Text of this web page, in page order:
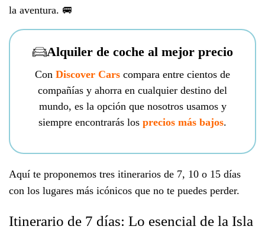
la aventura. 🚐
Alquiler de coche al mejor precio
Con Discover Cars compara entre cientos de
compañías y ahorra en cualquier destino del
mundo, es la opción que nosotros usamos y
siempre encontrarás los precios más bajos.
Aquí te proponemos tres itinerarios de 7, 10 o 15 días
con los lugares más icónicos que no te puedes perder.
Itinerario de 7 días: Lo esencial de la Isla